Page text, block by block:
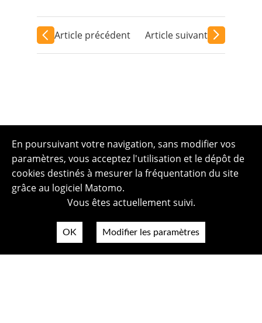
Article précédent Article suivant
En poursuivant votre navigation, sans modifier vos
paramètres, vous acceptez l'utilisation et le dépôt de
cookies destinés à mesurer la fréquentation du site
grâce au logiciel Matomo.
Vous êtes actuellement suivi.
OK Modifier les paramètres